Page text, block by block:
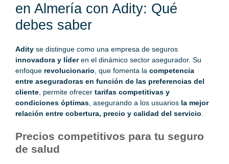
en Almería con Adity: Qué
debes saber
Adity se distingue como una empresa de seguros
innovadora y líderen el dinámico sector asegurador. Su
enfoque revolucionario , que fomenta la competencia
entre aseguradoras en función de las preferencias del
cliente , permite ofrecer tarifas competitivas y
condiciones óptimas , asegurando a los usuarios la mejor
relación entre cobertura, precio y calidad del servicio
Precios competitivos para tu seguro
de salud